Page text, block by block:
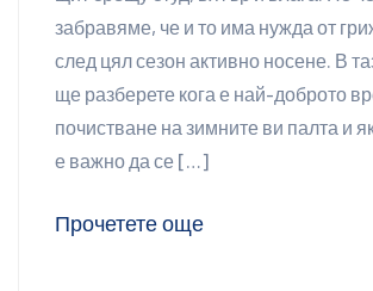
забравяме, че и то има нужда от
след цял сезон активно носене. В
ще разберете кога е най-доброто
почистване на зимните ви палта и
е важно да се […]
Прочетете още